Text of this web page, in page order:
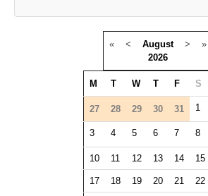
« <
August
2026
> »
M T W T F S
27 28 29 30 31 1
3 4 5 6 7 8
10 11 12 13 14 15
17 18 19 20 21 22